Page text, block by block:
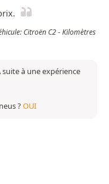
Citroën C2 - Kilomètres
suite à une expérience
?OUI